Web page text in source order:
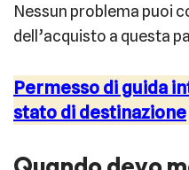
Nessun problema puoi
dell’acquisto a questa
Permesso di guida
stato di destinazione